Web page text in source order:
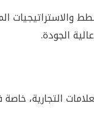
والاستراتيجيات
الجودة.
التجارية،